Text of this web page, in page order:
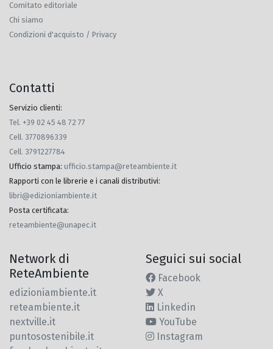
Comitato editoriale
Chi siamo
Condizioni d'acquisto / Privacy
Contatti
Servizio clienti:
Tel. +39 02 45 48 72 77
Cell. 3770896339
Cell. 3791227784
Ufficio stampa: ufficio.stampa@reteambiente.it
Rapporti con le librerie e i canali distributivi:
libri@edizioniambiente.it
Posta certificata:
reteambiente@unapec.it
Network di
ReteAmbiente
edizioniambiente.it
reteambiente.it
nextville.it
puntosostenibile.it
Seguici sui social
Facebook
X
Linkedin
YouTube
Instagram